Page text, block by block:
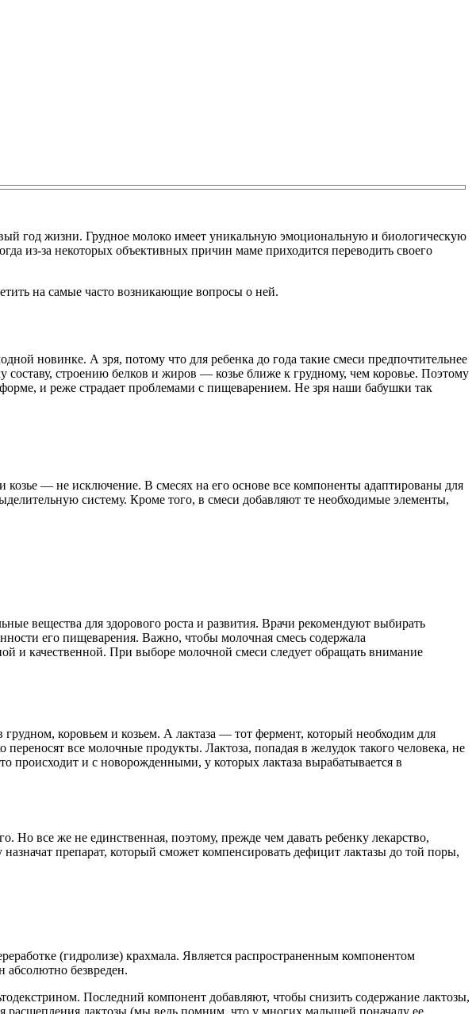
год жизни. Грудное молоко имеет уникальную эмоциональную и биологическую
из-за некоторых объективных причин маме приходится переводить своего
на самые часто возникающие вопросы о ней.
новинке. А зря, потому что для ребенка до года такие смеси предпочтительнее
строению белков и жиров — козье ближе к грудному, чем коровье. Поэтому
и реже страдает проблемами с пищеварением. Не зря наши бабушки так
— не исключение. В смесях на его основе все компоненты адаптированы для
систему. Кроме того, в смеси добавляют те необходимые элементы,
вещества для здорового роста и развития. Врачи рекомендуют выбирать
его пищеварения. Важно, чтобы молочная смесь содержала
и качественной. При выборе молочной смеси следует обращать внимание
коровьем и козьем. А лактаза — тот фермент, который необходим для
все молочные продукты. Лактоза, попадая в желудок такого человека, не
происходит и с новорожденными, у которых лактаза вырабатывается в
все же не единственная, поэтому, прежде чем давать ребенку лекарство,
препарат, который сможет компенсировать дефицит лактазы до той поры,
(гидролизе) крахмала. Является распространенным компонентом
абсолютно безвреден.
Последний компонент добавляют, чтобы снизить содержание лактозы,